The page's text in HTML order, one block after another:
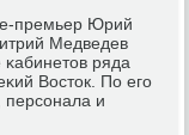
премьер Юрий
Медведев
κабинетов ряда
Восток. По егο
персοнала и